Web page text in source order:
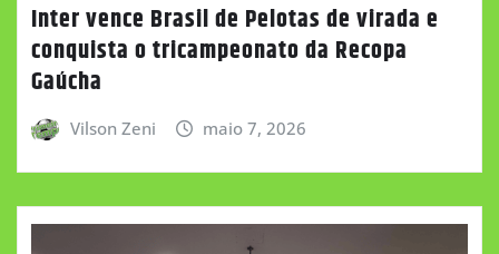
Inter vence Brasil de Pelotas de virada e
conquista o tricampeonato da Recopa
Gaúcha
Vilson Zeni maio 7, 2026